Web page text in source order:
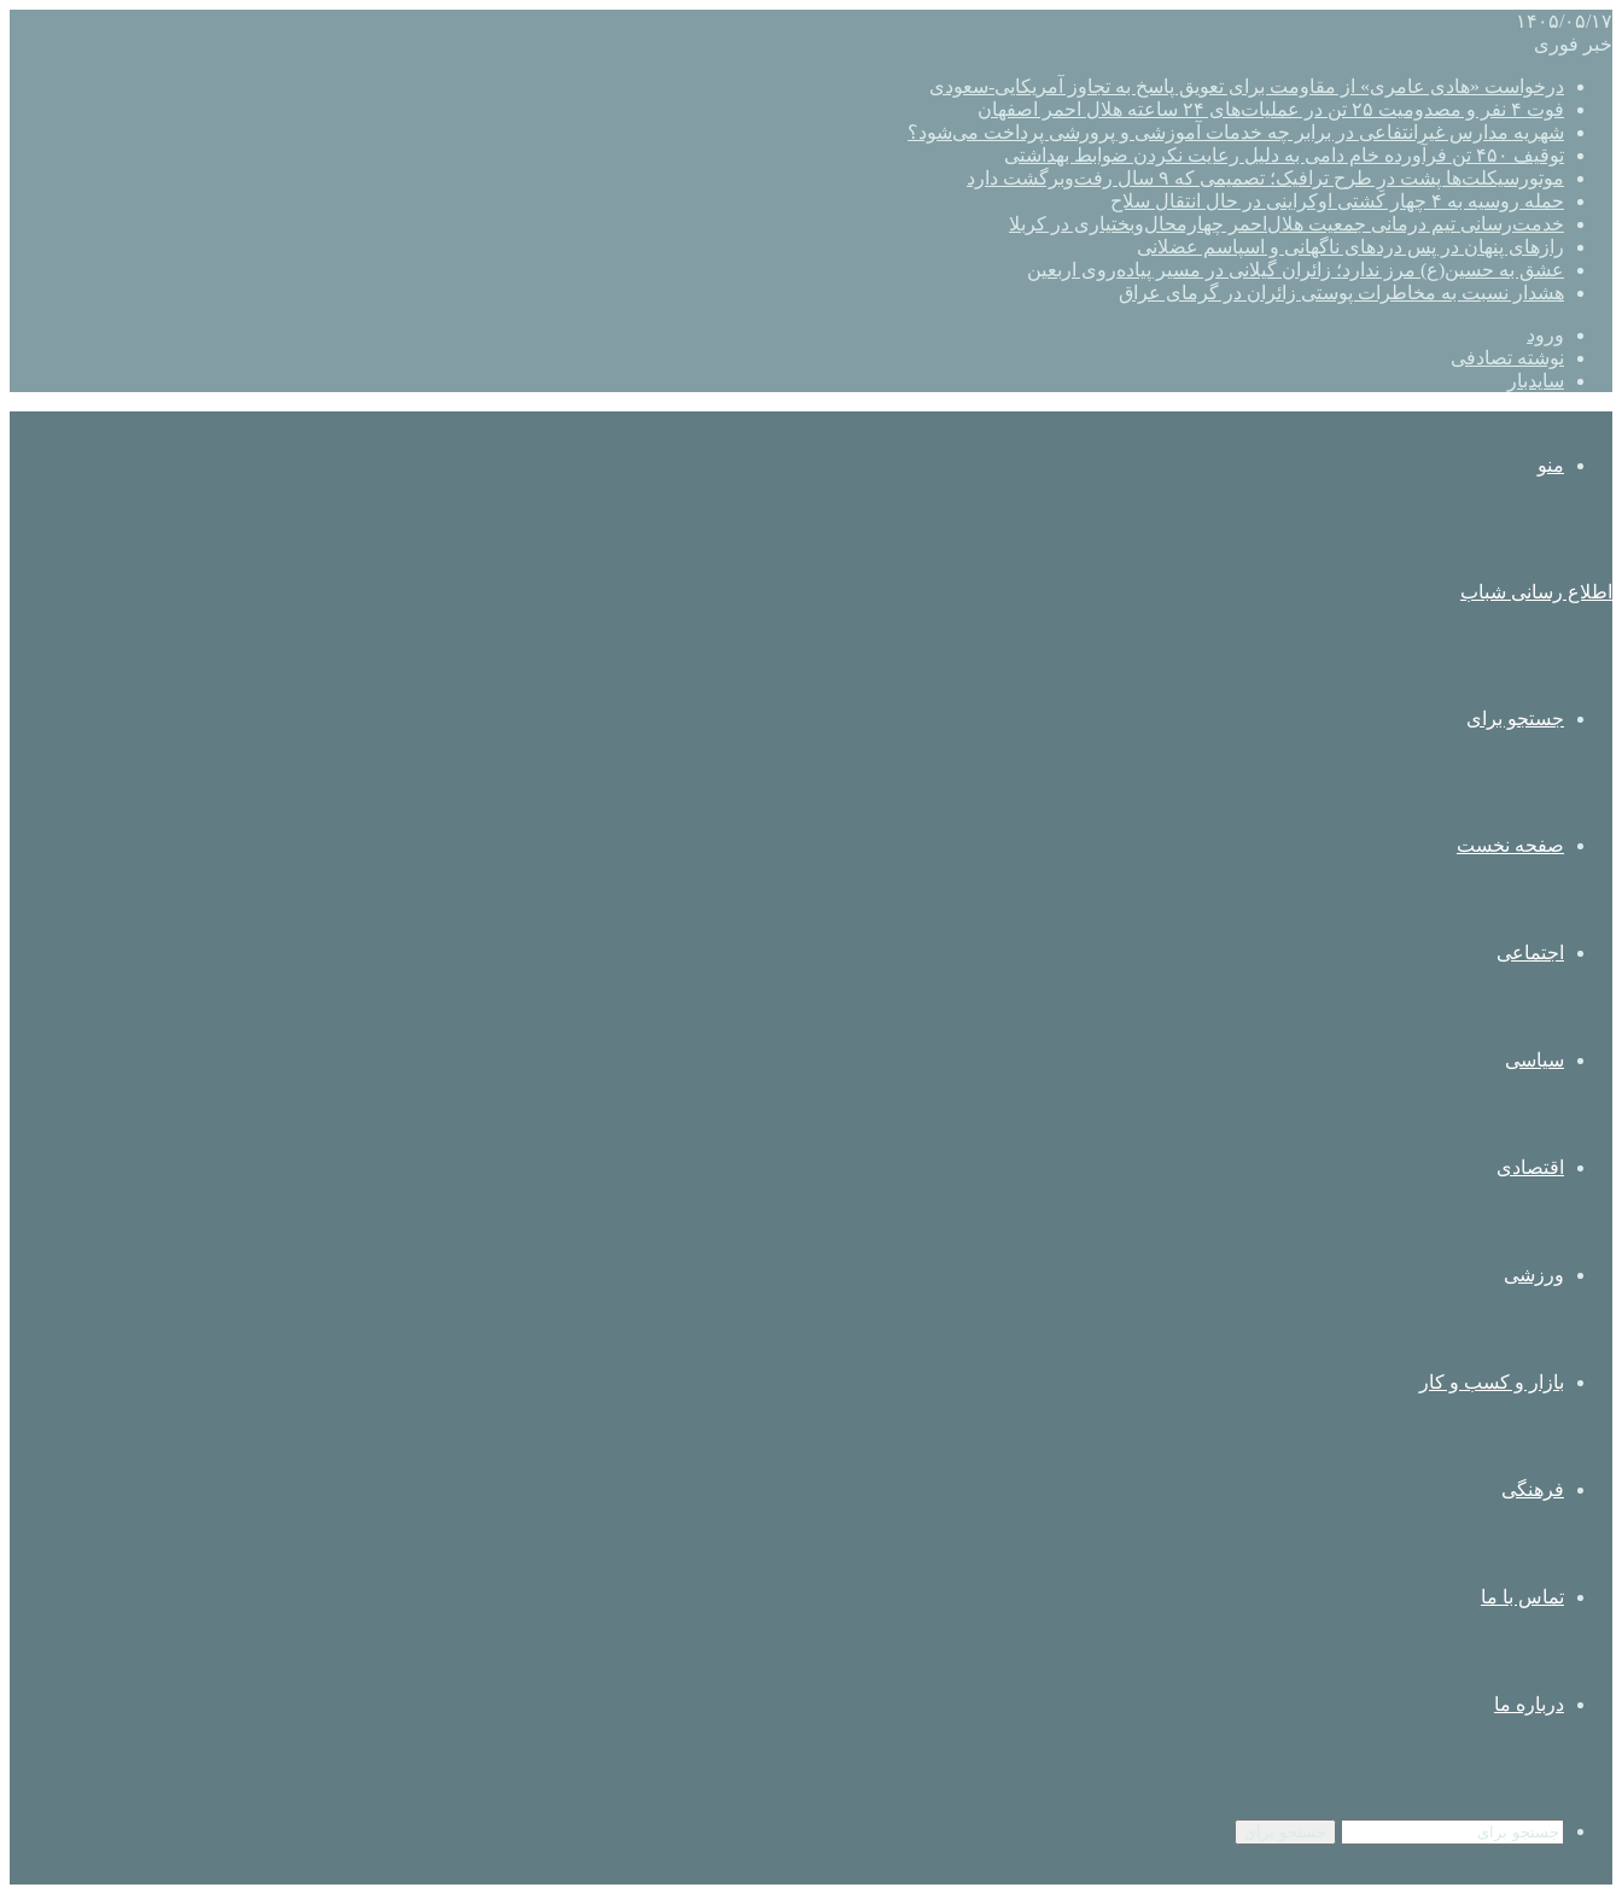
۱۴۰۵/۰۵/۱۷
خبر فوری
درخواست «هادی عامری» از مقاومت برای تعویق پاسخ به تجاوز آمریکایی-سعودی
فوت ۴ نفر و مصدومیت ۲۵ تن در عملیات‌های ۲۴ ساعته هلال احمر اصفهان
شهریه مدارس غیرانتفاعی در برابر چه خدمات آموزشی و پرورشی پرداخت می‌شود؟
توقیف ۴۵۰ تن فرآورده خام دامی به دلیل رعایت نکردن ضوابط بهداشتی
موتورسیکلت‌ها پشت درِ طرح ترافیک؛ تصمیمی که ۹ سال رفت‌وبرگشت دارد
حمله روسیه به ۴ چهار کشتی اوکراینی در حال انتقال سلاح
خدمت‌رسانی تیم درمانی جمعیت هلال‌احمر چهارمحال‌وبختیاری در کربلا
رازهای پنهان در پس دردهای ناگهانی و اسپاسم عضلانی
عشق به حسین(ع) مرز ندارد؛ زائران گیلانی در مسیر پیاده‌روی اربعین
هشدار نسبت به مخاطرات پوستی زائران در گرمای عراق
ورود
نوشته تصادفی
سایدبار
منو
اطلاع رسانی شباب
جستجو برای
صفحه نخست
اجتماعی
سیاسی
اقتصادی
ورزشی
بازار و کسب و کار
فرهنگی
تماس با ما
درباره ما